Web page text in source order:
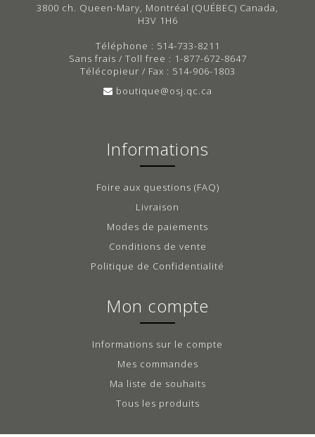
3800 ch. Queen-Mary, Montréal (QUÉBEC) Canada,
H3V 1H6
Téléphone : 514-733-8211
Sans frais / Toll free : 1-877-672-8647
Télécopieur / Fax : 514-906-1803
boutique@osj.qc.ca
Informations
Foire aux questions (FAQ)
Livraison
Modes de paiements
Conditions de vente
Politique de Confidentialité
Mon compte
Informations sur le compte
Mes commandes
Ma liste de souhaits
Tous les produits